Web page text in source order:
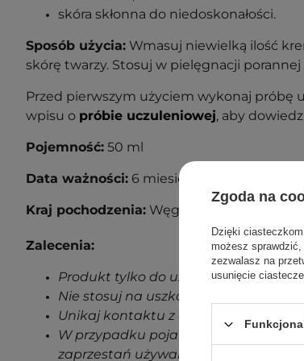
skóra skłonna do niedoskonałości.
Sposób użycia: Wmasuj niewielką ilość
skórę twarzy. Stosuj w pielęgnacji
Przed pierwszym użyciem wykonaj próbę
wpisu o próbie uczuleniowej, aby
Pojemność: 50 ml
Data ważności: 6 miesięcy od otwarcia.
Kraj pochodzenia: Węgry.
Zalecenia:
Produkt tylko do użytku
Nie stosuj na uszkodzoną skórę.
Unikaj kontaktu z oczami.
W przypadku pojawienia się
zaprzestań używania produktu.
Zgoda na
Dzięki
możesz
zezwalasz na
usunięcie